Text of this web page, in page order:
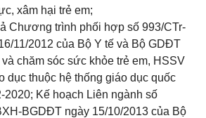
xâm hại trẻ em;
Chương trình phối hợp số 993/CTr-
11/2012 của Bộ Y tế và Bộ GDĐT
chăm sóc sức khỏe trẻ em, HSSV
dục thuộc hệ thống giáo dục quốc
2020; Kế hoạch Liên ngành số
BGDĐT ngày 15/10/2013 của Bộ